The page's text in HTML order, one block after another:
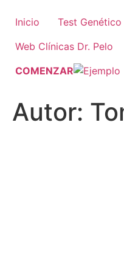
Inicio Test Genético
Web Clínicas Dr. Pelo
COMENZAR
Autor: